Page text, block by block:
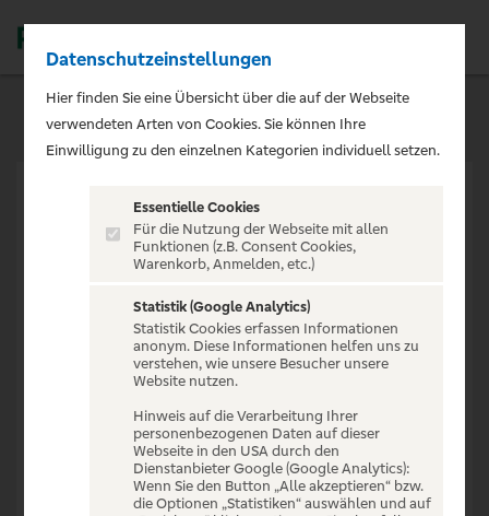
VERANSTALTUNG NICHT
GEFUNDEN
Zur Startseite
Datenschutzeinstellungen
Hier finden Sie eine Übersicht über die auf der Webseite
verwendeten Arten von Cookies. Sie können Ihre
Einwilligung zu den einzelnen Kategorien individuell setzen.
Essentielle Cookies
Für die Nutzung der Webseite mit allen
Funktionen (z.B. Consent Cookies,
Warenkorb, Anmelden, etc.)
Statistik (Google Analytics)
Statistik Cookies erfassen Informationen
anonym. Diese Informationen helfen uns zu
verstehen, wie unsere Besucher unsere
Website nutzen.
Hinweis auf die Verarbeitung Ihrer
personenbezogenen Daten auf dieser
Webseite in den USA durch den
Dienstanbieter Google (Google Analytics):
Wenn Sie den Button „Alle akzeptieren“ bzw.
die Optionen „Statistiken“ auswählen und auf